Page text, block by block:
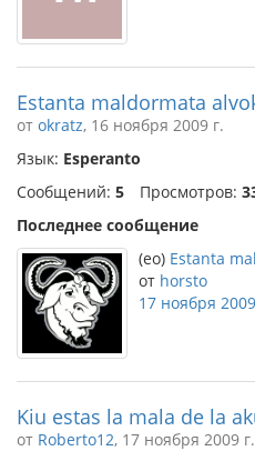
Estanta maldormata
от okratz, 16 ноября 2009 г.
Язык: Esperanto
Сообщений: 5 Просмотров:
Последнее сообщение
(eo) Estanta
от horsto
17 ноября
Kiu estas la mala de la
от Roberto12, 17 ноября 2009 г.